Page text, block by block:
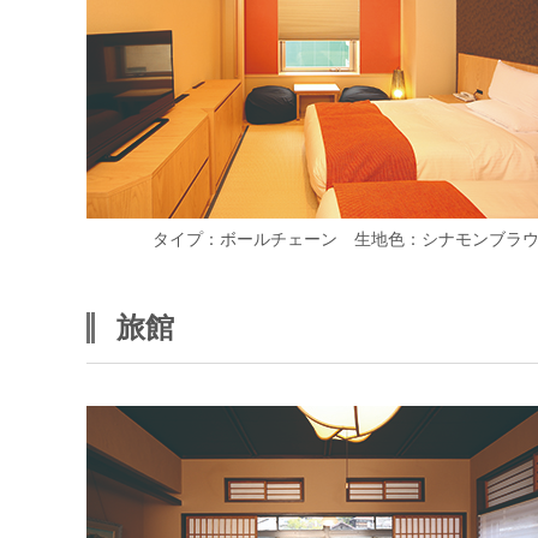
タイプ：ボールチェーン 生地色：シナモンブラ
旅館